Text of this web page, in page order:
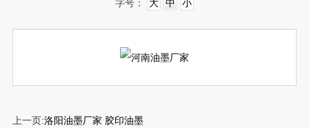
字号：
大 中 小
上一页:洛阳油墨厂家 胶印油墨